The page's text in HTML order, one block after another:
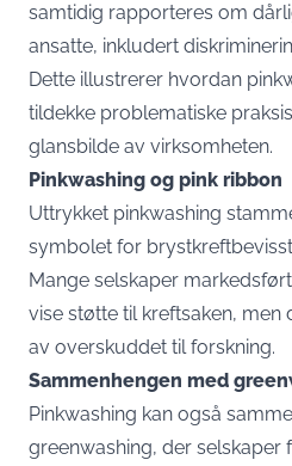
samtidig rapporteres om
ansatte, inkludert
Dette illustrerer hvordan
tildekke problematiske
glansbilde av virksomheten.
Pinkwashing og pink ribbon
Uttrykket pinkwashing
symbolet for
Mange selskaper
vise støtte til kreftsaken, men
av overskuddet til forskning.
Sammenhengen med
Pinkwashing kan også
greenwashing, der selskaper